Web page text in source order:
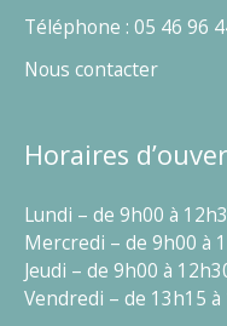
Téléphone : 05 46 96
Nous contacter
Horaires
Lundi – de 9h00 à
Mercredi – de 9h00 à
Jeudi – de 9h00 à
Vendredi – de 13h15 à